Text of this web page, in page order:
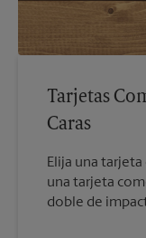
Tarjetas
Caras
Elija una tarjeta
una tarjeta
doble de